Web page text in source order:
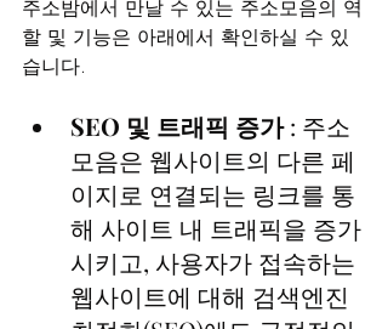
주소밤에서 만날 수 있는 주소모음의 역
할 및 기능은 아래에서 확인하실 수 있
습니다.
SEO 및 트래픽 증가 : 주소
모음은 웹사이트의 다른 페
이지로 연결되는 링크를 통
해 사이트 내 트래픽을 증가
시키고, 사용자가 접속하는
웹사이트에 대해 검색엔진